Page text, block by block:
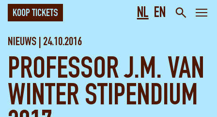
NL EN
KOOP TICKETS
NIEUWS | 24.10.2016
PROFESSOR J.M. VAN
WINTER STIPENDIUM